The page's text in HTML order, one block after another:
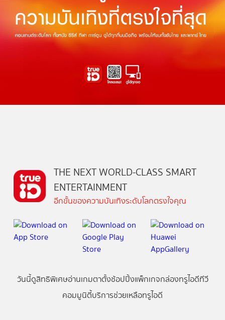
THE NEXT WORLD-CLASS SMART
ENTERTAINMENT
อีกขั้นของความบันเทิงระดับโลกตรงใจคุณ
วันนี้ดูสิทธิพิเศษอ่านเกมตาตั้งช้อปปิ้งแพ็กเกจกล่องทรูไอดีทีวี
คอมมูนิตี้บริการช่วยเหลือทรูไอดี